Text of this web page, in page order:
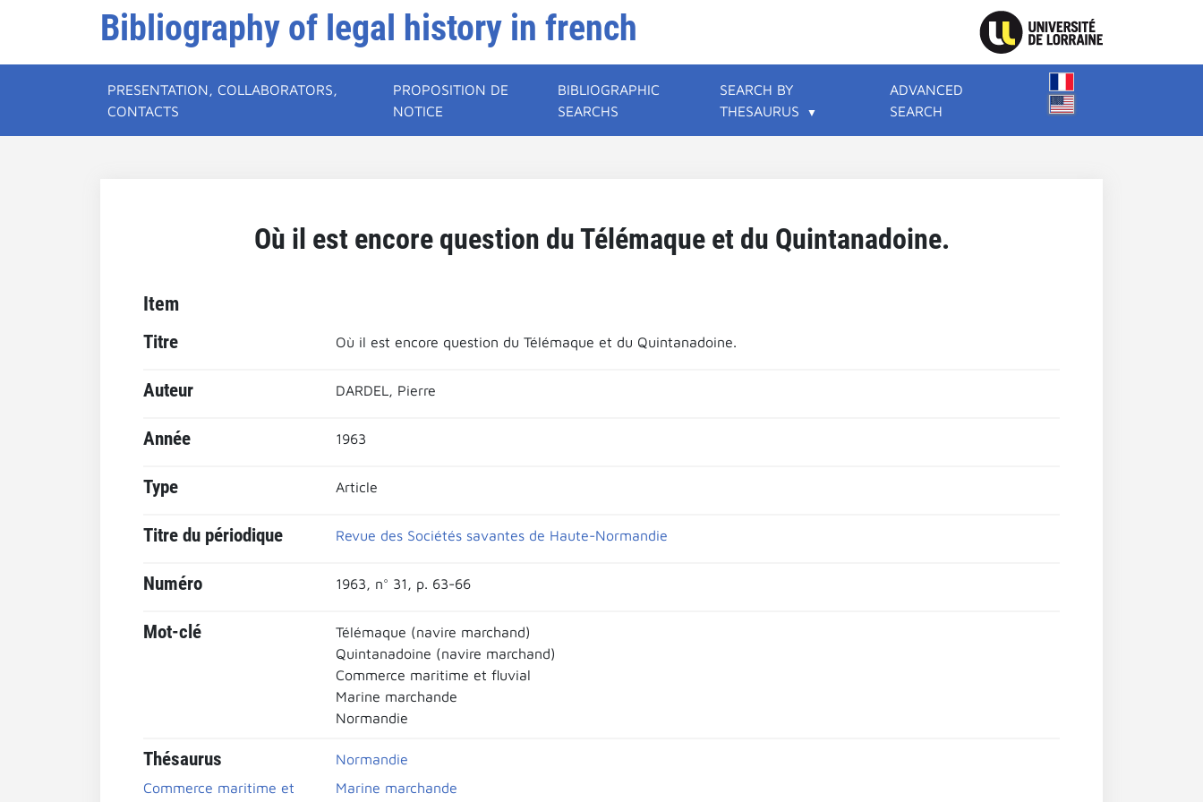
Bibliography of legal history in french
PRESENTATION, COLLABORATORS,
CONTACTS
PROPOSITION DE
NOTICE
BIBLIOGRAPHIC
SEARCHS
SEARCH BY
THESAURUS
ADVANCED
SEARCH
Où il est encore question du Télémaque et du Quintanadoine.
Item
Titre Où il est encore question du Télémaque et du Quintanadoine.
Auteur DARDEL, Pierre
Année 1963
Type Article
Titre du périodique Revue des Sociétés savantes de Haute-Normandie
Numéro 1963, n° 31, p. 63-66
Mot-clé
Télémaque (navire marchand)
Quintanadoine (navire marchand)
Commerce maritime et fluvial
Marine marchande
Normandie
Thésaurus
Normandie
Commerce maritime et
Marine marchande